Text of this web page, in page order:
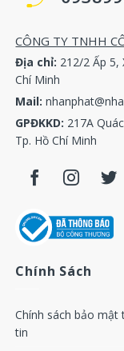
CÔNG TY TNHH
Địa chỉ: 212/2 Ấp 5,
Chí Minh
Mail:
GPĐKKD: 217A
Tp. Hồ Chí Minh
Chính Sách
Chính sách bảo mật
tin